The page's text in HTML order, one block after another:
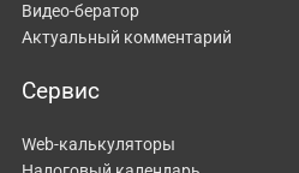
Видео-бератор
Актуальный комментарий
Сервис
Web-калькуляторы